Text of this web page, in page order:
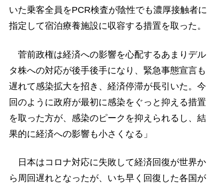
いた乗客全員をPCR検査が陰性でも濃厚接触者に
指定して宿泊療養施設に収容する措置を取った。
菅前政権は経済への影響を心配するあまりデル
タ株への対応が後手後手になり、緊急事態宣言も
遅れて感染拡大を招き、経済停滞が長引いた。今
回のように政府が最初に感染をぐっと抑える措置
を取った方が、感染のピークを抑えられるし、結
果的に経済への影響も小さくなる」
日本はコロナ対応に失敗して経済回復が世界か
ら周回遅れとなったが、いち早く回復した各国が